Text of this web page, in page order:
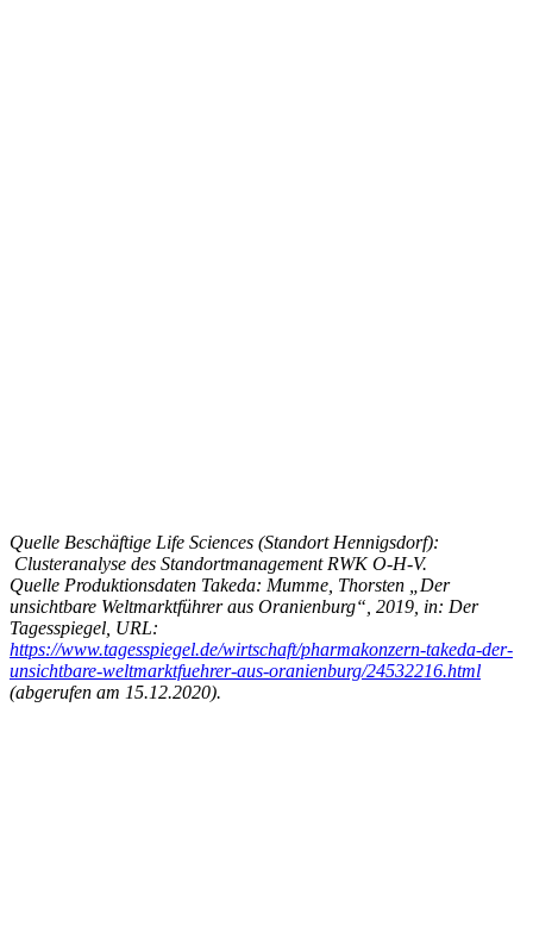
Quelle Beschäftige Life Sciences (Standort Hennigsdorf):
Clusteranalyse des Standortmanagement RWK O-H-V.
Quelle Produktionsdaten Takeda: Mumme, Thorsten „Der
unsichtbare Weltmarktführer aus Oranienburg“, 2019, in: Der
Tagesspiegel, URL:
https://www.tagesspiegel.de/wirtschaft/pharmakonzern-takeda-der-
unsichtbare-weltmarktfuehrer-aus-oranienburg/24532216.html
(abgerufen am 15.12.2020).